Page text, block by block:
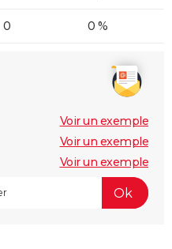
0 0 %
Voir un exemple
Voir un exemple
Voir un exemple